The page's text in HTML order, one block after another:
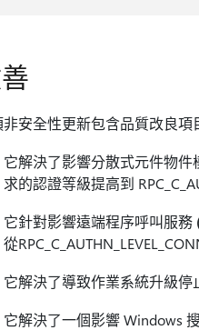
安全性更新包含品質改良項
它解決了影響分散式元件物
求的認證等級提高到
它針對影響遠端程序呼叫服務
從
它解決了導致作業系統升級停
它解決了一個影響 Windows